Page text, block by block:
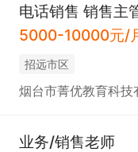
5000-10000元/
招远市区
烟台市菁优教育科技
业务/销售老师